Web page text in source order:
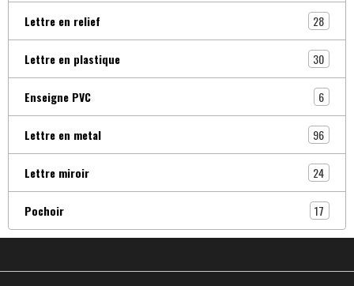
Lettre en relief 28
Lettre en plastique 30
Enseigne PVC 6
Lettre en metal 96
Lettre miroir 24
Pochoir 17